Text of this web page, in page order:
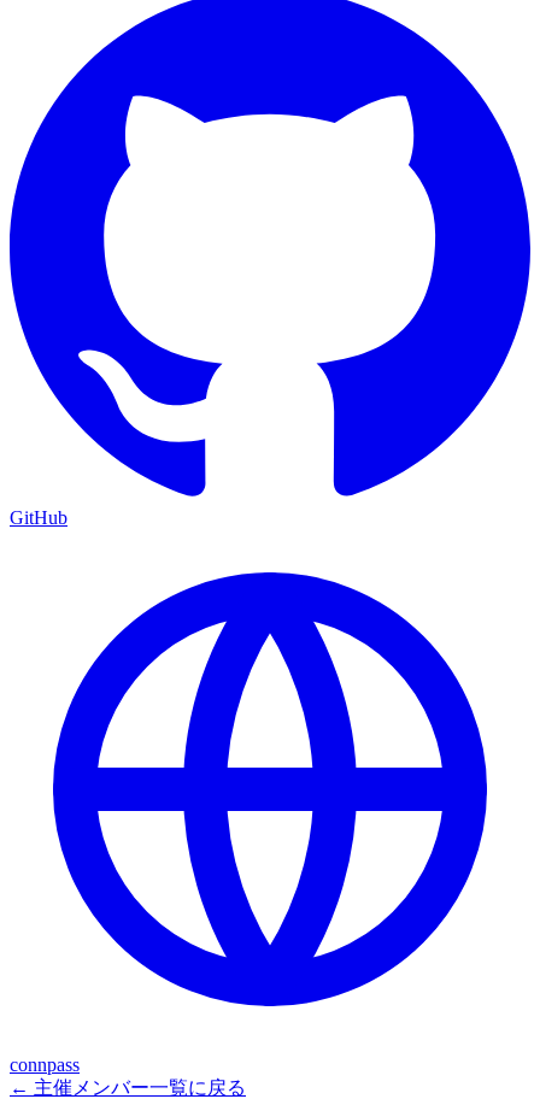
GitHub
connpass
← 主催メンバー一覧に戻る